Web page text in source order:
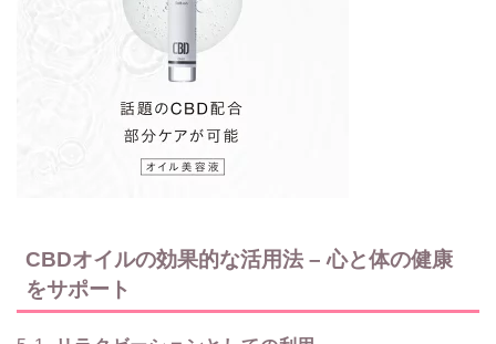
CBDオイルの効果的な活用法 – 心と体の健康
をサポート